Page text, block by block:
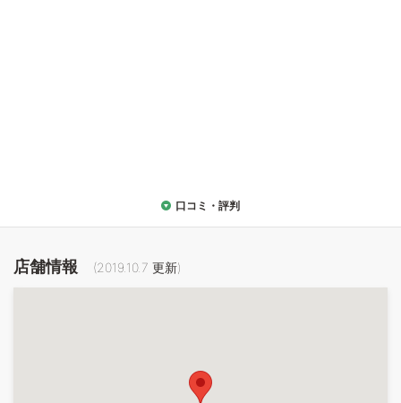
口コミ・評判
店舗情報 (2019.10.7 更新)